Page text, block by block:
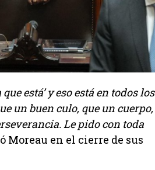
está’ y eso está en todos los
un buen culo, que un cuerpo,
Le pido con toda
Moreau en el cierre de sus